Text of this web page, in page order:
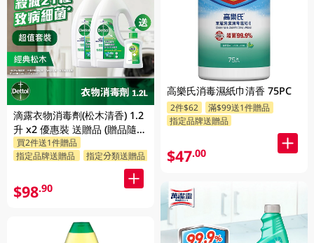
滴露衣物消毒劑(松木清香) 1.2
升 x2 優惠裝 送贈品 (贈品隨機
發送)
買2件送1件贈品
指定品牌送贈品
指定分類送贈品
$98.90
高樂氏消毒濕紙巾清香 75PC
2件$62
滿$99送1件贈品
指定品牌送贈品
$47.00